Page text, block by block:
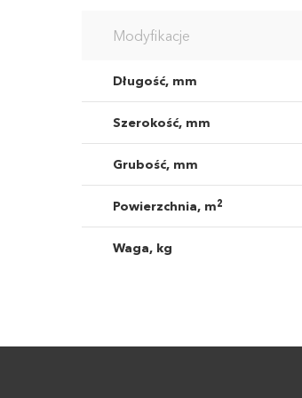
Modyfikacje
Długość, mm
Szerokość, mm
Grubość, mm
Powierzchnia, m2
Waga, kg